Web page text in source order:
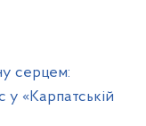
серцем:
у «Карпатській